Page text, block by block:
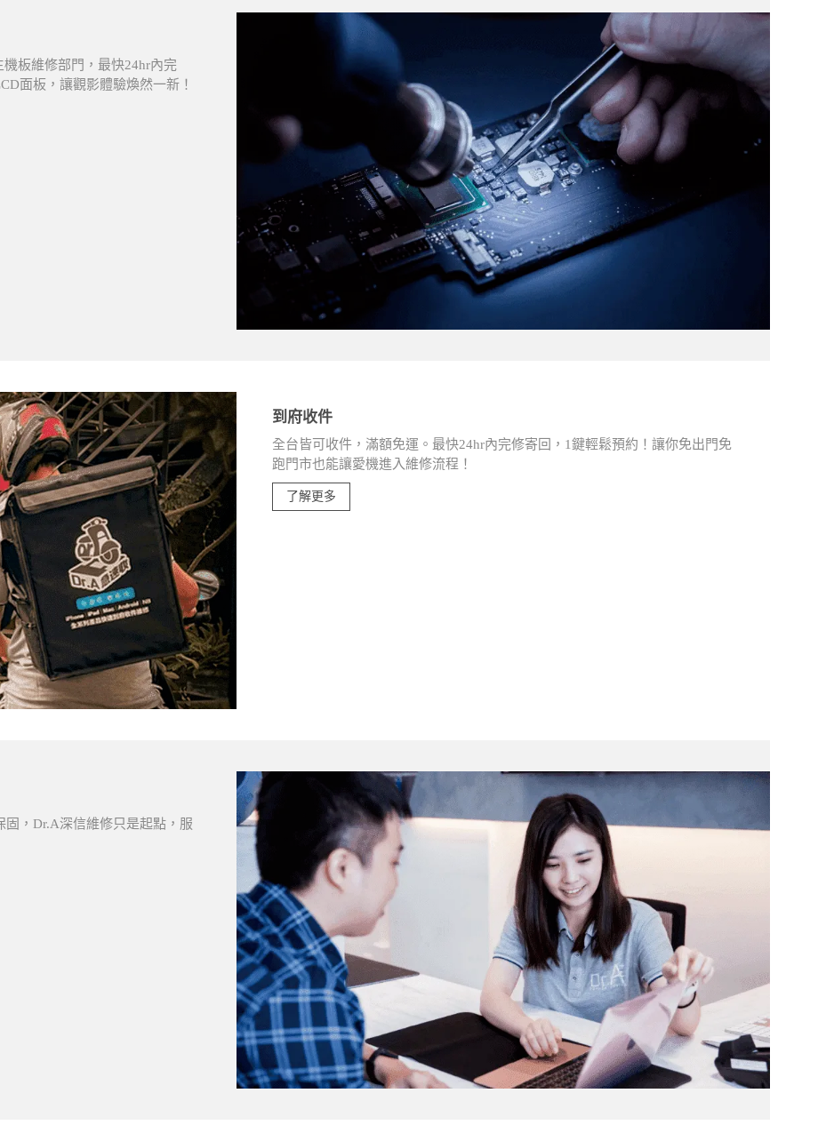
板維修部門，最快24hr內完
面板，讓觀影體驗煥然一新！
到府收件
全台皆可收件，滿額免運。最快24hr內完修寄回，1鍵輕鬆預約！讓你免出門免
跑門市也能讓愛機進入維修流程！
了解更多
，Dr.A深信維修只是起點，服